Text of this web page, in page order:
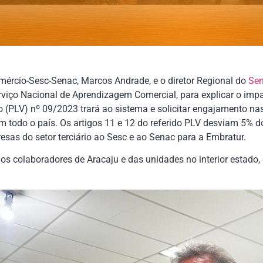
Sesc-Senac, Marcos Andrade, e o diretor Regional do
Nacional de Aprendizagem Comercial, para explicar o
(PLV) nº 09/2023 trará ao sistema e solicitar engajamento
todo o país. Os artigos 11 e 12 do referido PLV desviam 5%
do setor terciário ao Sesc e ao Senac para a Embratur.
colaboradores de Aracaju e das unidades no interior